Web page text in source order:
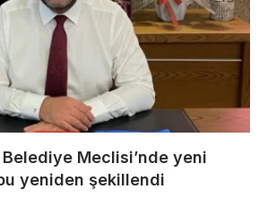
Meclisi’nde yeni
yeniden şekillendi